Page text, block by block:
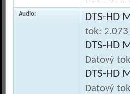
Audio: DTS-HD
tok: 2.073
DTS-HD
Datový
DTS-HD
Datový